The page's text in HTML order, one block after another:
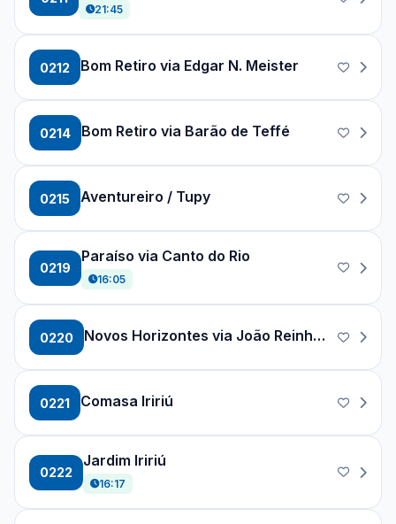
21:45
0212 Bom Retiro via Edgar N. Meister
0214 Bom Retiro via Barão de Teffé
0215 Aventureiro / Tupy
0219
Paraíso via Canto do Rio
16:05
0220 Novos Horizontes via João Reinhold
0221 Comasa Iririú
0222
Jardim Iririú
16:17